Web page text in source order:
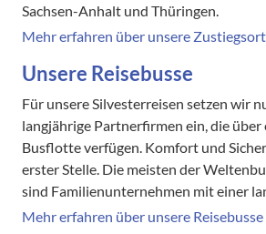
Sachsen-Anhalt und Thüringen.
Mehr erfahren über unsere
Unsere Reisebusse
Für unsere Silvesterreisen setzen wir
langjährige Partnerfirmen ein, die über
Busflotte verfügen. Komfort und
erster Stelle. Die meisten der
sind Familienunternehmen mit einer
Mehr erfahren über unsere Reisebusse